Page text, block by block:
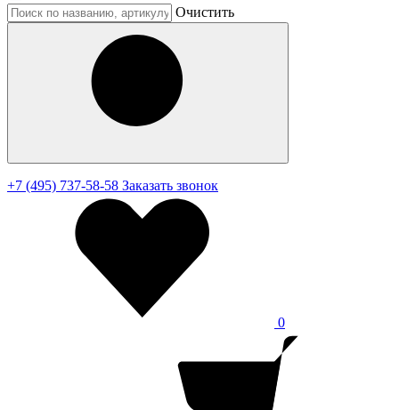
Очистить
+7 (495) 737-58-58 Заказать звонок
0